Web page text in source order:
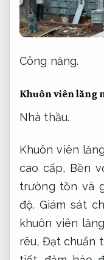
Công năng.
Khuôn viên lăng
Nhà thầu.
Khuôn viên
cao cấp, Bền
trường tồn và
độ. Giám sát
khuôn viên
rêu, Đạt chuẩn